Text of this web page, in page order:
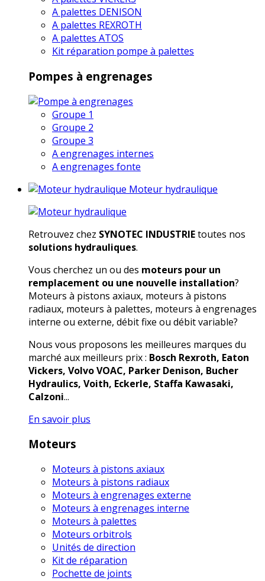
A palettes DENISON
A palettes REXROTH
A palettes ATOS
Kit réparation pompe à palettes
Pompes à engrenages
Groupe 1
Groupe 2
Groupe 3
A engrenages internes
A engrenages fonte
Moteur hydraulique
Retrouvez chez SYNOTEC INDUSTRIEtoutes nos
solutions hydrauliques.
Vous cherchez un ou des moteurs pour un
remplacement ou une nouvelle installation?
Moteurs à pistons axiaux, moteurs à pistons
radiaux, moteurs à palettes, moteurs à engrenages
interne ou externe, débit fixe ou débit variable?
Nous vous proposons les meilleures marques du
marché aux meilleurs prix : Bosch Rexroth, Eaton
Vickers, Volvo VOAC, Parker Denison, Bucher
Hydraulics, Voith, Eckerle, Staffa Kawasaki,
Calzoni...
En savoir plus
Moteurs
Moteurs à pistons axiaux
Moteurs à pistons radiaux
Moteurs à engrenages externe
Moteurs à engrenages interne
Moteurs à palettes
Moteurs orbitrols
Unités de direction
Kit de réparation
Pochette de joints